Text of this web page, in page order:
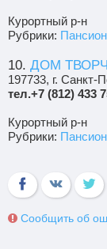
Курортный р-н
Рубрики:
10. ДОМ
197733, г. Санкт-
тел.+7 (812) 433
Курортный р-н
Рубрики:
Сообщить об